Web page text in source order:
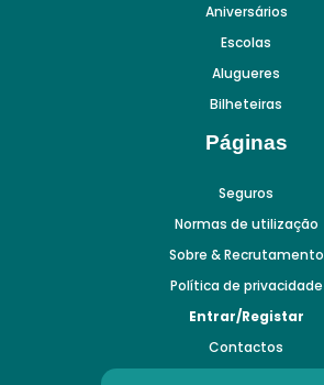
Aniversários
Escolas
Alugueres
Bilheteiras
Páginas
Seguros
Normas de utilização
Sobre & Recrutamento
Política de privacidade
Entrar/Registar
Contactos